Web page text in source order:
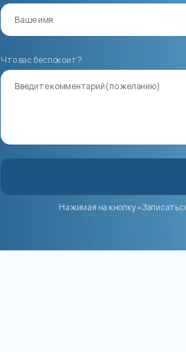
Что вас беспокоит?
Нажимая на кнопку